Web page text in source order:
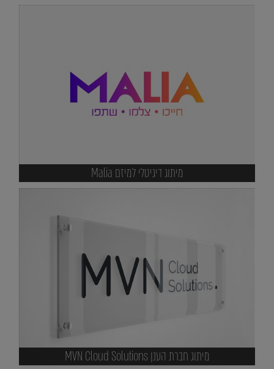
מיתוג דיגיטלי למיזם Malia
מיתוג חברת הענן MVN Cloud Solutions